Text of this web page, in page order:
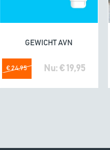
In winkelwagen
GEWICHT AVN
€ 24,95 Nu: € 19,95